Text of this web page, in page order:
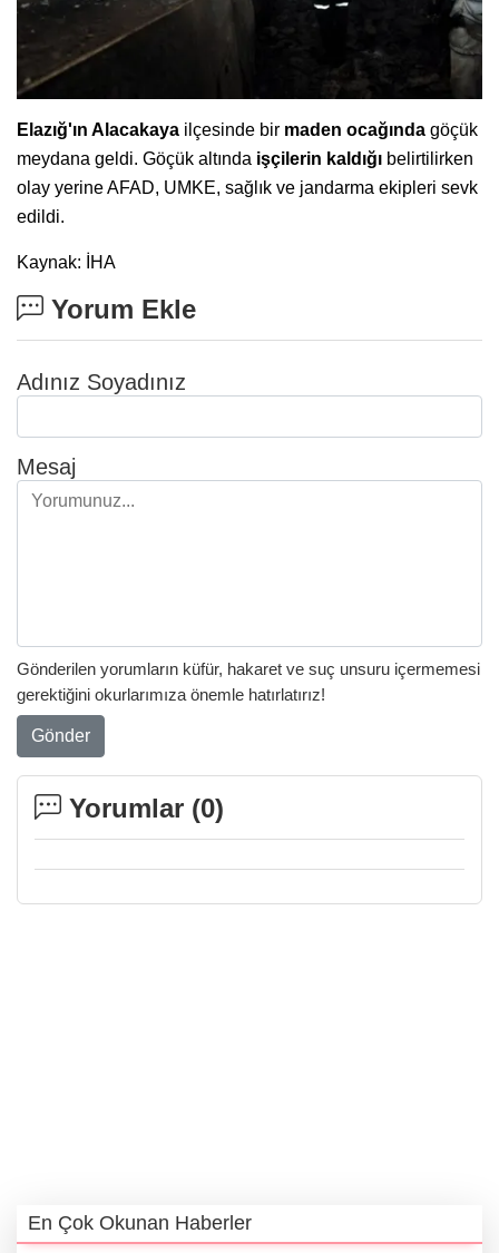
Elazığ'ın Alacakaya ilçesinde bir maden ocağında göçük
meydana geldi. Göçük altında işçilerin kaldığı belirtilirken
olay yerine AFAD, UMKE, sağlık ve jandarma ekipleri sevk
edildi.
Kaynak: İHA
Yorum Ekle
Adınız Soyadınız
Mesaj
Gönderilen yorumların küfür, hakaret ve suç unsuru içermemesi
gerektiğini okurlarımıza önemle hatırlatırız!
Gönder
Yorumlar (0)
En Çok Okunan Haberler